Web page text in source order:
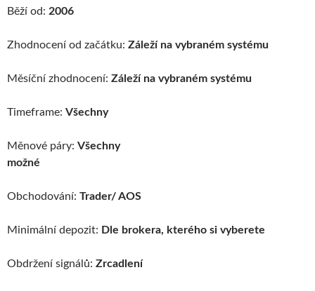
Běží od: 2006
Zhodnocení od začátku: Záleží na vybraném systému
Měsíční zhodnocení: Záleží na vybraném systému
Timeframe: Všechny
Měnové páry: Všechny
možné
Obchodování: Trader/ AOS
Minimální depozit: Dle brokera, kterého si vyberete
Obdržení signálů: Zrcadlení